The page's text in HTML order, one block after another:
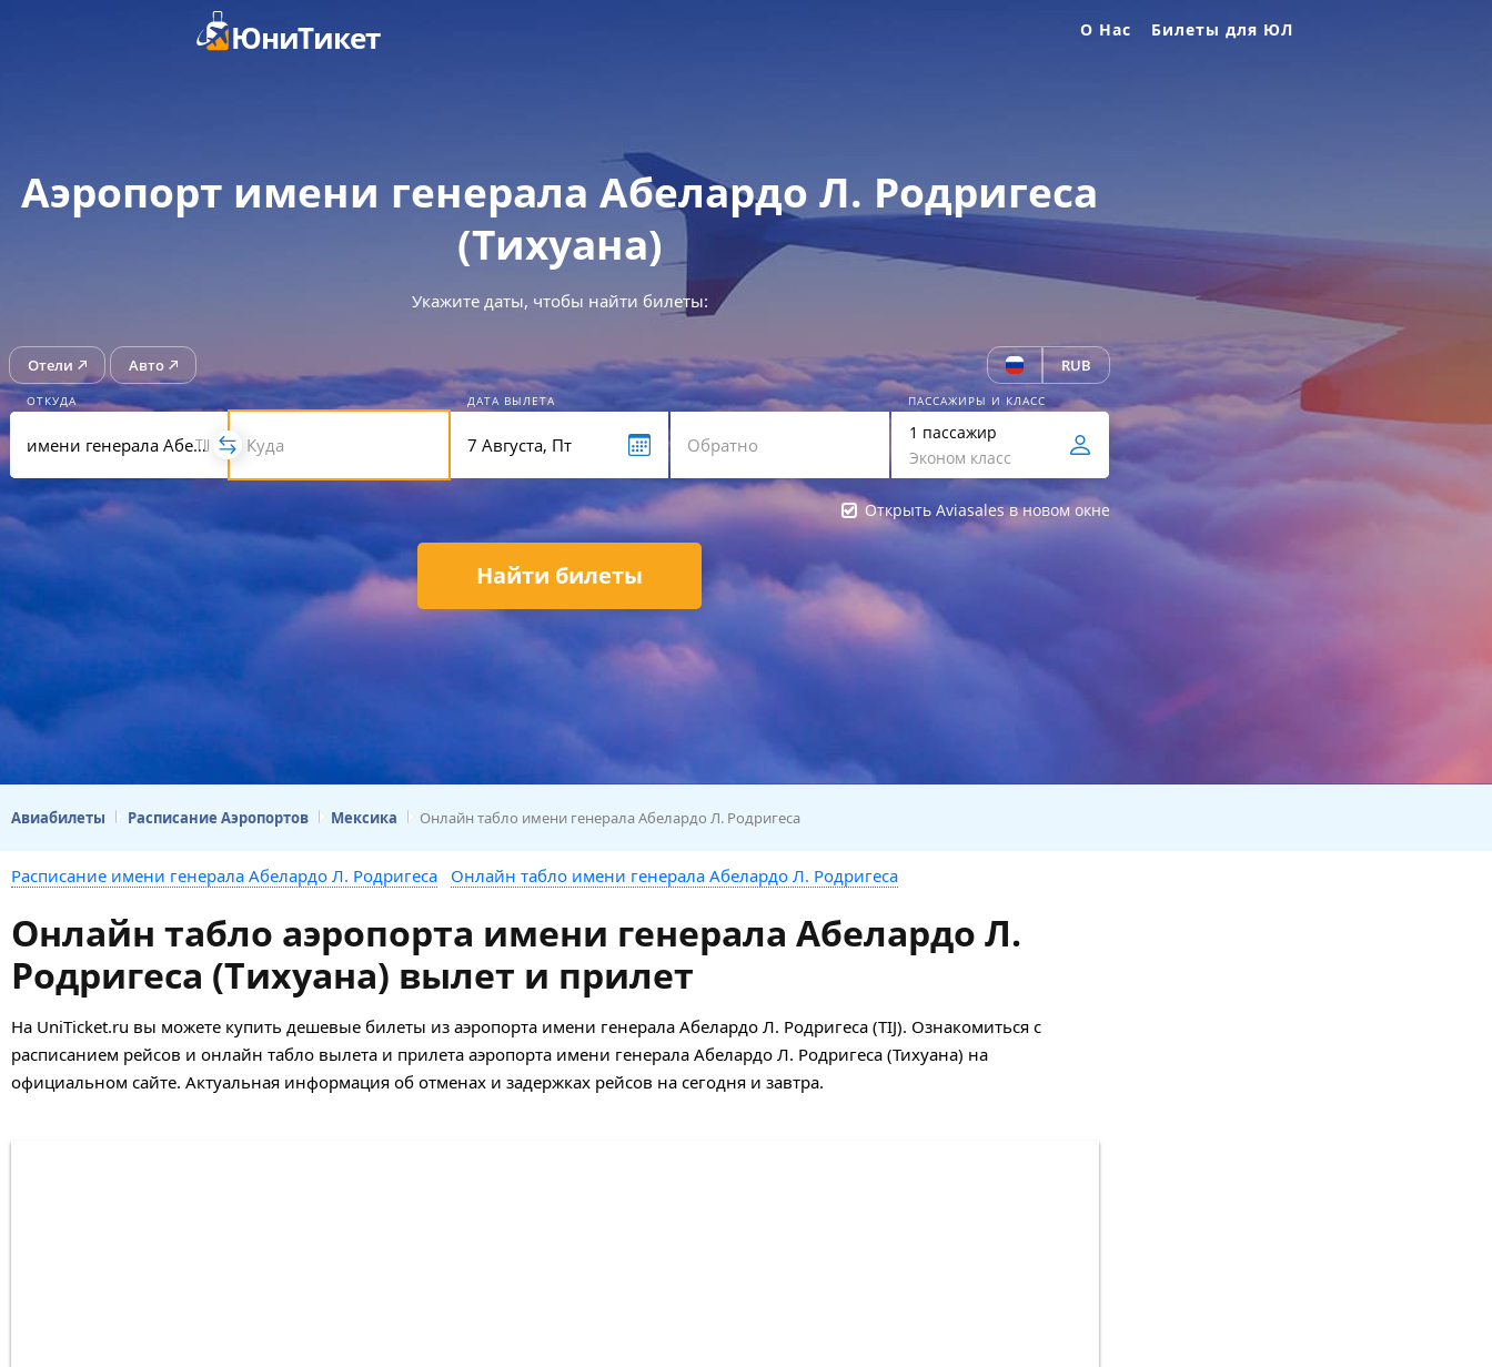
ЮниТикет О Нас Билеты для ЮЛ
Аэропорт имени генерала Абелардо Л. Родригеса
(Тихуана)
Укажите даты, чтобы найти билеты:
Отели Авто RUB
ОТКУДА
TIJ
ДАТА ВЫЛЕТА ПАССАЖИРЫ И КЛАСС
1 пассажир
Эконом класс
Открыть Aviasales в новом окне
Найти билеты
Авиабилеты Расписание Аэропортов Мексика Онлайн табло имени генерала Абелардо Л. Родригеса
Расписание имени генерала Абелардо Л. Родригеса Онлайн табло имени генерала Абелардо Л. Родригеса
Онлайн табло аэропорта имени генерала Абелардо Л.
Родригеса (Тихуана) вылет и прилет
На UniTicket.ru вы можете купить дешевые билеты из аэропорта имени генерала Абелардо Л. Родригеса (TIJ). Ознакомиться с
расписанием рейсов и онлайн табло вылета и прилета аэропорта имени генерала Абелардо Л. Родригеса (Тихуана) на
официальном сайте. Актуальная информация об отменах и задержках рейсов на сегодня и завтра.